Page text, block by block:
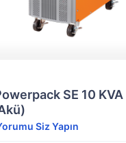
SE 10
Siz Yapın